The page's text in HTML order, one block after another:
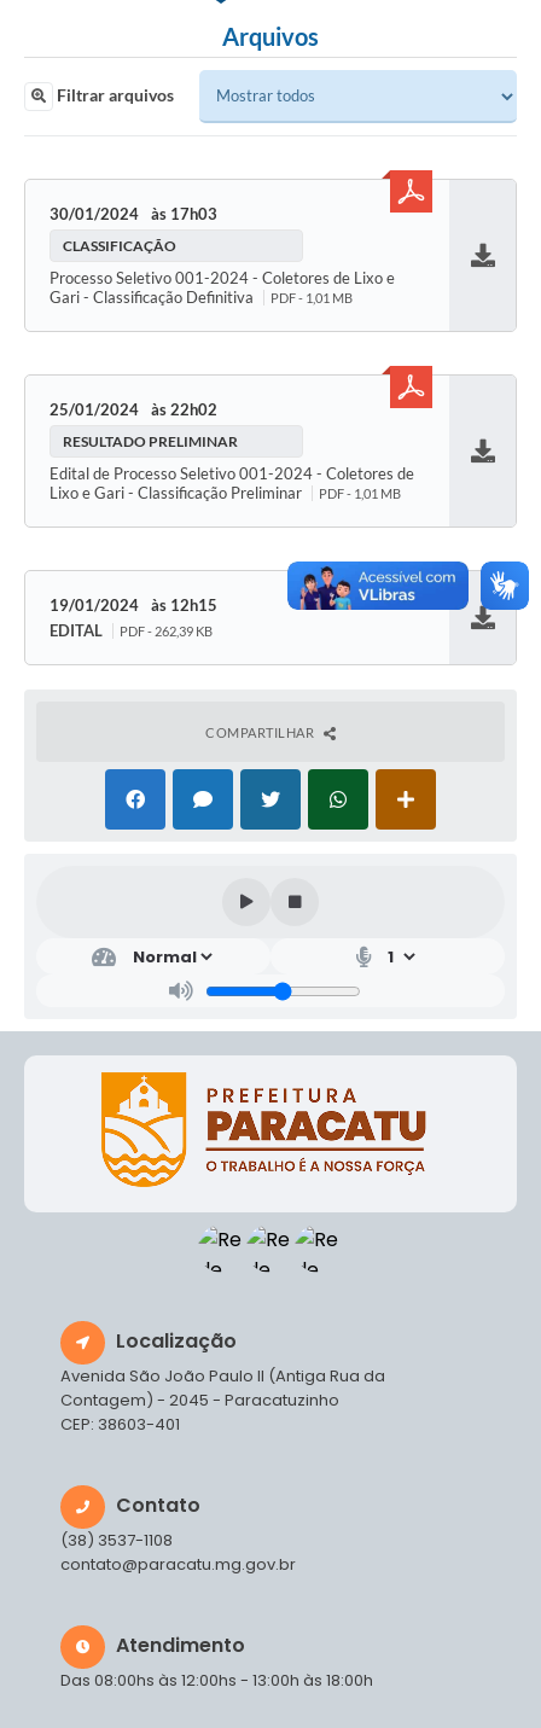
Arquivos
Filtrar arquivos
30/01/2024 17h03
CLASSIFICAÇÃO
Processo Seletivo 001-2024 - Coletores de Lixo e
Gari - Classificação Definitiva
PDF - 1,01 MB
25/01/2024 22h02
RESULTADO PRELIMINAR
Edital de Processo Seletivo 001-2024 - Coletores de
Lixo e Gari - Classificação Preliminar
PDF - 1,01 MB
19/01/2024
12h15
EDITAL
PDF - 262,39 KB
COMPARTILHAR
Localização
Avenida São João Paulo II (Antiga Rua da
Contagem) - 2045 - Paracatuzinho
CEP: 38603-401
Contato
(38) 3537-1108
contato@paracatu.mg.gov.br
Atendimento
Das 08:00hs às 12:00hs - 13:00h às 18:00h